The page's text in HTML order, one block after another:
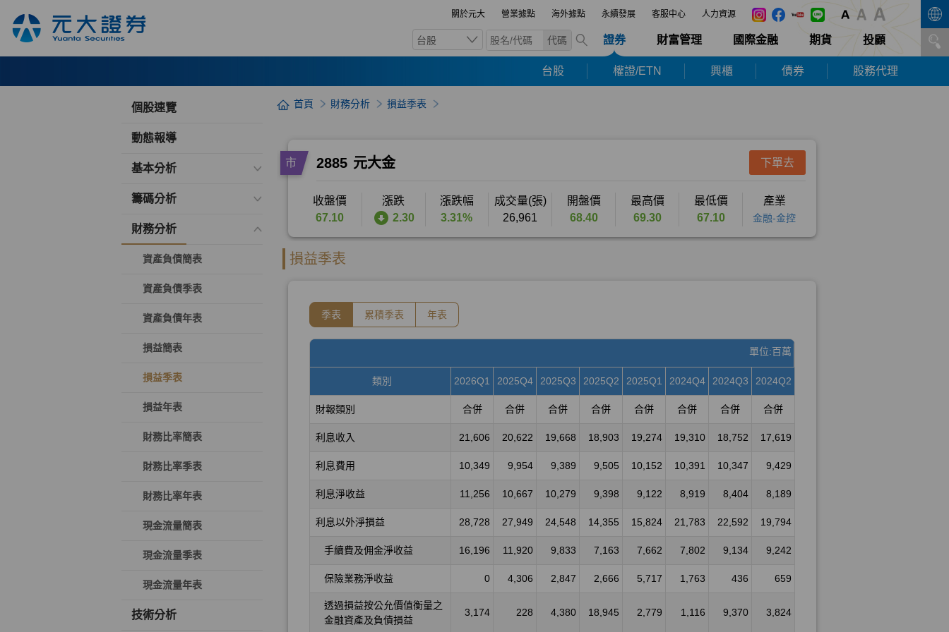
關於元大 營業據點 海外據點 永續發展 客服中心 人力資源
台股 代碼 證券 財富管理 國際金融 期貨 投顧
台股 權證/ETN 興櫃 債券 股務代理
個股速覽
動態報導
基本分析
籌碼分析
財務分析
資產負債簡表
資產負債季表
資產負債年表
損益簡表
損益季表
損益年表
財務比率簡表
財務比率季表
財務比率年表
現金流量簡表
現金流量季表
現金流量年表
技術分析
首頁 財務分析 損益季表